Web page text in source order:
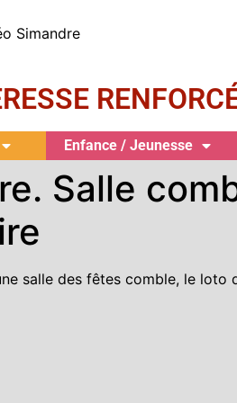
Simandre
Enfance / Jeunesse
Salle
salle des fêtes comble, le